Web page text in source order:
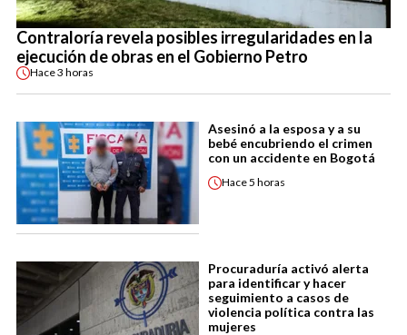
Contraloría revela posibles irregularidades en la
ejecución de obras en el Gobierno Petro
Hace3 horas
Asesinó a la esposa y a su
bebé encubriendo el crimen
con un accidente en Bogotá
Hace5 horas
Procuraduría activó alerta
para identificar y hacer
seguimiento a casos de
violencia política contra las
mujeres